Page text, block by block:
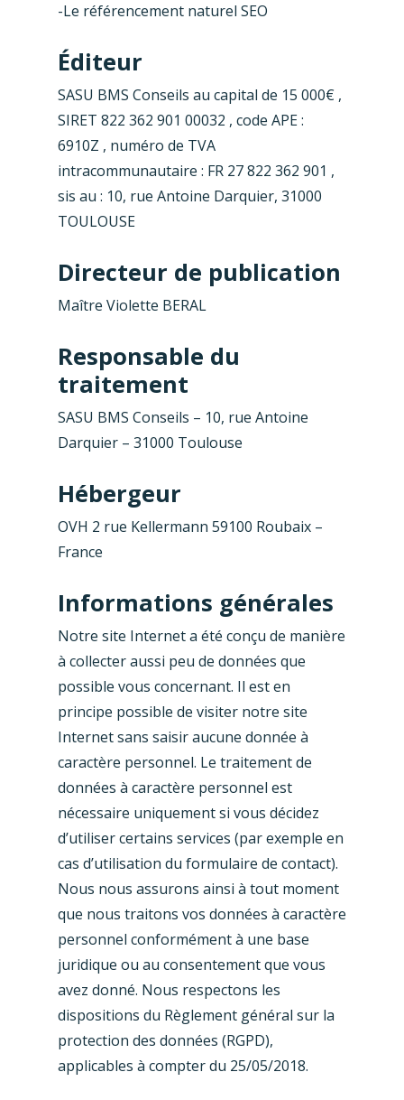
-Le référencement naturel SEO
Éditeur
SASU BMS Conseils au capital de 15 000€ ,
SIRET 822 362 901 00032 , code APE :
6910Z , numéro de TVA
intracommunautaire : FR 27 822 362 901 ,
sis au : 10, rue Antoine Darquier, 31000
TOULOUSE
Directeur de publication
Maître Violette BERAL
Responsable du
traitement
SASU BMS Conseils – 10, rue Antoine
Darquier – 31000 Toulouse
Hébergeur
OVH 2 rue Kellermann 59100 Roubaix –
France
Informations générales
Notre site Internet a été conçu de manière
à collecter aussi peu de données que
possible vous concernant. Il est en
principe possible de visiter notre site
Internet sans saisir aucune donnée à
caractère personnel. Le traitement de
données à caractère personnel est
nécessaire uniquement si vous décidez
d’utiliser certains services (par exemple en
cas d’utilisation du formulaire de contact).
Nous nous assurons ainsi à tout moment
que nous traitons vos données à caractère
personnel conformément à une base
juridique ou au consentement que vous
avez donné. Nous respectons les
dispositions du Règlement général sur la
protection des données (RGPD),
applicables à compter du 25/05/2018.